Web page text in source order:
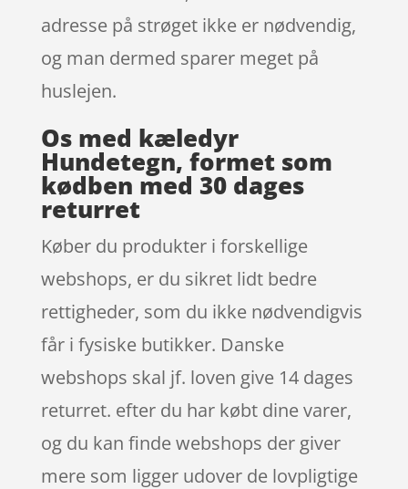
adresse på strøget ikke er nødvendig,
og man dermed sparer meget på
huslejen.
Os med kæledyr
Hundetegn, formet som
kødben med 30 dages
returret
Køber du produkter i forskellige
webshops, er du sikret lidt bedre
rettigheder, som du ikke nødvendigvis
får i fysiske butikker. Danske
webshops skal jf. loven give 14 dages
returret. efter du har købt dine varer,
og du kan finde webshops der giver
mere som ligger udover de lovpligtige